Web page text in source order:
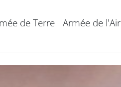
de Terre Armée de l'Air